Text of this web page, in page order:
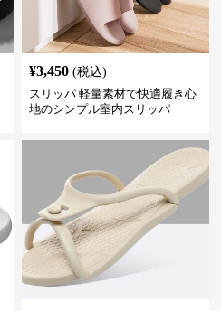
¥3,450 (税込)
スリッパ 軽量素材で快適履き心
地のシンプル室内スリッパ